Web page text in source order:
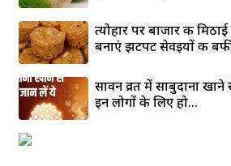
त्योहार पर बाजार की
बनाएं झटपट सेवइयों की
सावन व्रत में साबुदाना
इन लोगों के लिए हो...